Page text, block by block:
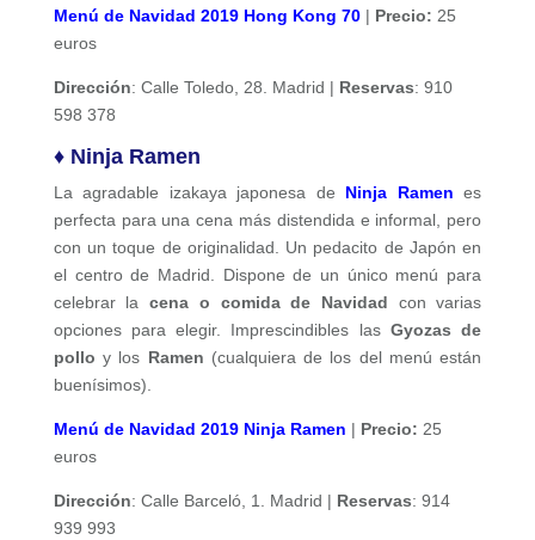
Menú de Navidad 2019 Hong Kong 70 | Precio: 25
euros
Dirección: Calle Toledo, 28. Madrid | Reservas: 910
598 378
♦ Ninja Ramen
La agradable izakaya japonesa de Ninja Ramen es
perfecta para una cena más distendida e informal, pero
con un toque de originalidad. Un pedacito de Japón en
el centro de Madrid. Dispone de un único menú para
celebrar lacena o comida de Navidad con varias
opciones para elegir. Imprescindibles las Gyozas de
pollo y los Ramen (cualquiera de los del menú están
buenísimos).
Menú de Navidad 2019 Ninja Ramen | Precio: 25
euros
Dirección: Calle Barceló, 1. Madrid | Reservas: 914
939 993